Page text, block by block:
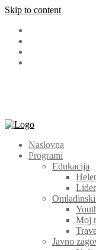
Skip to content
Naslovna
Programi
Edukacija
Moj
Javno